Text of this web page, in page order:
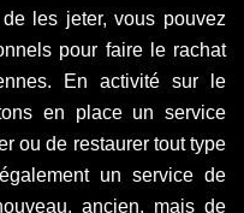
les jeter, vous pouvez
pour faire le rachat
En activité sur le
en place un service
ou de restaurer tout type
un service de
ancien, mais de